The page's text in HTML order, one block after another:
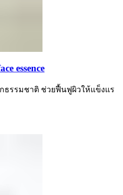
essence
ธรรมชาติ ช่วยฟื้นฟูผิวให้แข็งแร